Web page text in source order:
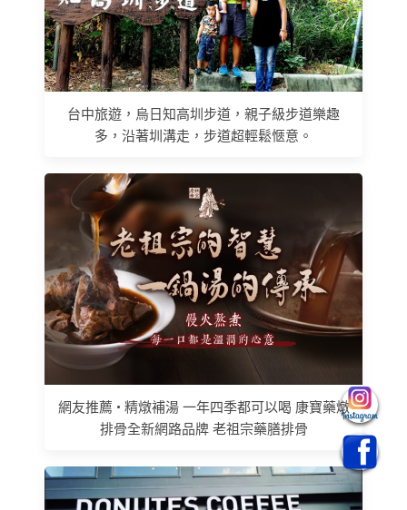
台中旅遊，烏日知高圳步道，親子級步道樂趣
多，沿著圳溝走，步道超輕鬆愜意。
網友推薦 • 精燉補湯 一年四季都可以喝 康寶藥燉
排骨全新網路品牌 老祖宗藥膳排骨